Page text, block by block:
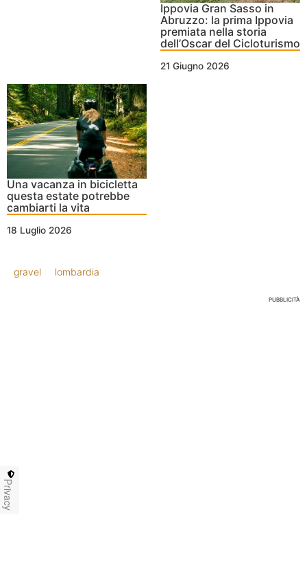
Ippovia Gran Sasso in
Abruzzo: la prima Ippovia
premiata nella storia
dell’Oscar del Cicloturismo
21 Giugno 2026
Una vacanza in bicicletta
questa estate potrebbe
cambiarti la vita
18 Luglio 2026
gravel lombardia
PUBBLICITÀ
Privacy